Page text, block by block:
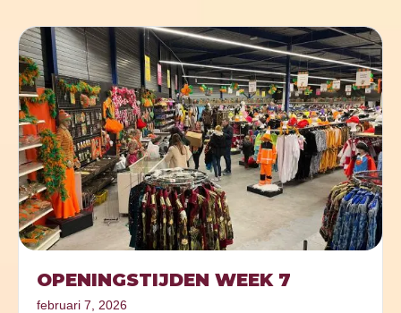
OPENINGSTIJDEN WEEK 7
februari 7, 2026